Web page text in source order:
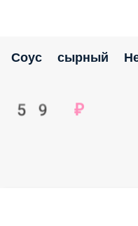
Соус сырный
59 ₽